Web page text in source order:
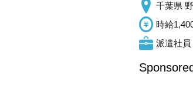
千葉県
時給
派遣社員